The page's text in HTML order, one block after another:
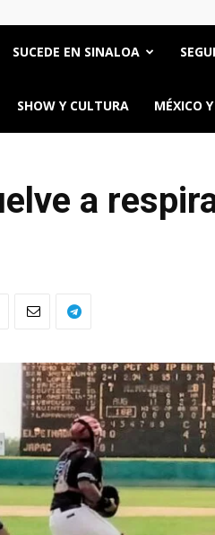
SUCEDE EN SINALOA
SHOW Y CULTURA MÉXICO
a